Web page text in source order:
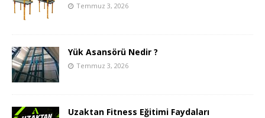
Temmuz 3, 2026
Yük Asansörü Nedir ?
Temmuz 3, 2026
Uzaktan Fitness Eğitimi Faydaları